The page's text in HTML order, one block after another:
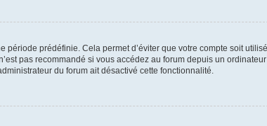
prédéfinie. Cela permet d’éviter que votre compte soit
pas recommandé si vous accédez au forum depuis un ordinateur
du forum ait désactivé cette fonctionnalité.